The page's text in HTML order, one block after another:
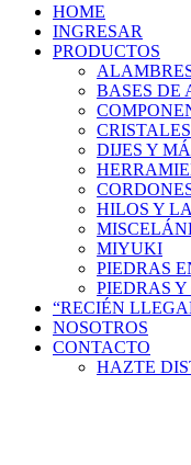
HOME
INGRESAR
PRODUCTOS
BASES DE
CRISTALES
DIJES Y
HILOS Y
MIYUKI
PIEDRAS
PIEDRAS
“RECIÉN
NOSOTROS
CONTACTO
HAZTE